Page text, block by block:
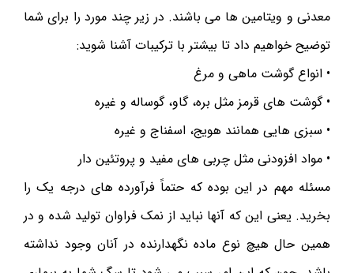
معدنی و ویتامین ها می باشند. در زیر چند مورد را برای شما
توضیح خواهیم داد تا بیشتر با ترکیبات آشنا شوید:
• انواع گوشت ماهی و مرغ
• گوشت های قرمز مثل بره، گاو، گوساله و غیره
• سبزی هایی همانند هویج، اسفناج و غیره
• مواد افزودنی مثل چربی های مفید و پروتئین دار
مسئله مهم در این بوده که حتماً فرآورده های درجه یک را
بخرید. یعنی این که آنها نباید از نمک فراوان تولید شده و در
همین حال هیچ نوع ماده نگهدارنده در آنان وجود نداشته